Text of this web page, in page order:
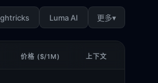
Luma AI 更多▾
价格 ($/1M) 上下文